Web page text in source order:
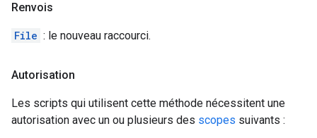
Renvois
File : le nouveau raccourci.
Autorisation
Les scripts qui utilisent cette méthode nécessitent une
autorisation avec un ou plusieurs des scopes suivants :